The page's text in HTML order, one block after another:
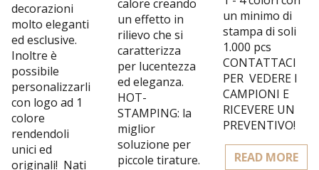
decorazioni
molto eleganti
ed esclusive.
Inoltre è
possibile
personalizzarli
con logo ad 1
colore
rendendoli
unici ed
originali! Nati
calore creando
un effetto in
rilievo che si
caratterizza
per lucentezza
ed eleganza.
HOT-
STAMPING: la
miglior
soluzione per
piccole tirature.
un minimo di
stampa di soli
1.000 pcs
CONTATTACI
PER VEDERE I
CAMPIONI E
RICEVERE UN
PREVENTIVO!
READ MORE